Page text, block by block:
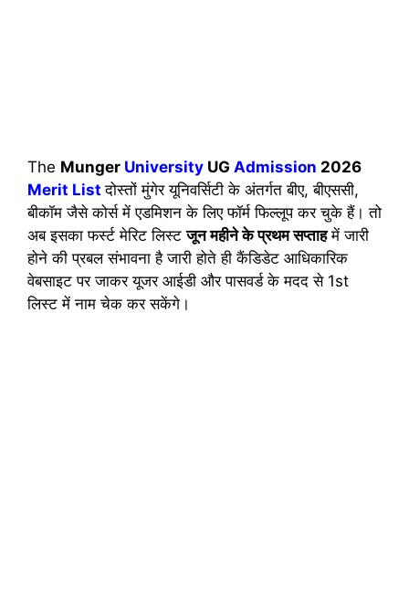
The Munger University UG Admission 2026
Merit List दोस्तों मुंगेर यूनिवर्सिटी के अंतर्गत बीए, बीएससी,
बीकॉम जैसे कोर्स में एडमिशन के लिए फॉर्म फिल्लूप कर चुके हैं। तो
अब इसका फर्स्ट मेरिट लिस्टजून महीने के प्रथम सप्ताहमें जारी
होने की प्रबल संभावना है जारी होते ही कैंडिडेट आधिकारिक
वेबसाइट पर जाकर यूजर आईडी और पासवर्ड के मदद से 1st
लिस्ट में नाम चेक कर सकेंगे।